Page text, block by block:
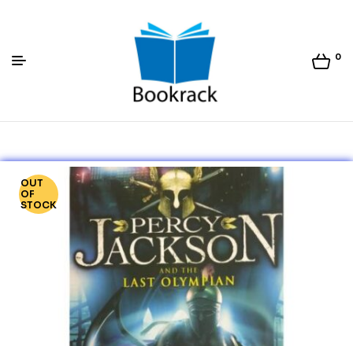
Bookrack.lk
0
OUT
OF
STOCK